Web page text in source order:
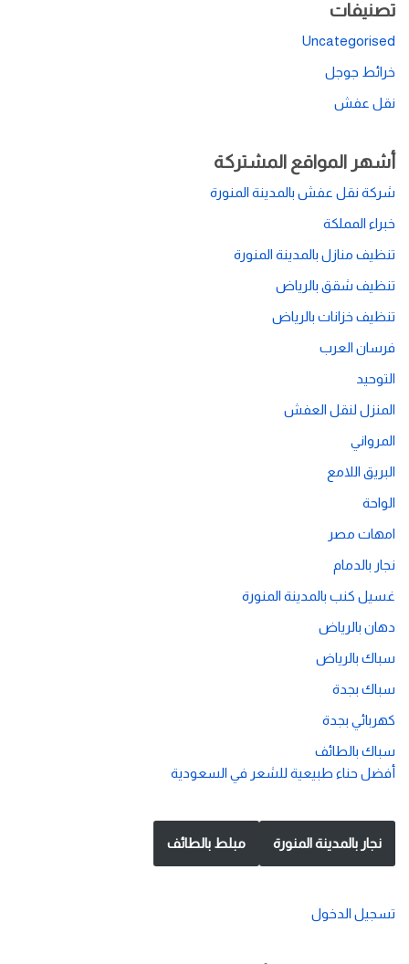
تصنيفات
Uncategorised
خرائط جوجل
نقل عفش
أشهر المواقع المشتركة
شركة نقل عفش بالمدينة المنورة
خبراء المملكة
تنظيف منازل بالمدينة المنورة
تنظيف شقق بالرياض
تنظيف خزانات بالرياض
فرسان العرب
التوحيد
المنزل لنقل العفش
المرواني
البريق اللامع
الواحة
امهات مصر
نجار بالدمام
غسيل كنب بالمدينة المنورة
دهان بالرياض
سباك بالرياض
سباك بجدة
كهربائي بجدة
سباك بالطائف
أفضل حناء طبيعية للشعر في السعودية
نجار بالمدينة المنورة مبلط بالطائف
تسجيل الدخول